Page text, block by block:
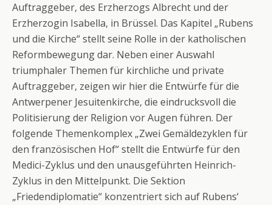
Auftraggeber, des Erzherzogs Albrecht und der
Erzherzogin Isabella, in Brüssel. Das Kapitel „Rubens
und die Kirche“ stellt seine Rolle in der katholischen
Reformbewegung dar. Neben einer Auswahl
triumphaler Themen für kirchliche und private
Auftraggeber, zeigen wir hier die Entwürfe für die
Antwerpener Jesuitenkirche, die eindrucksvoll die
Politisierung der Religion vor Augen führen. Der
folgende Themenkomplex „Zwei Gemäldezyklen für
den französischen Hof“ stellt die Entwürfe für den
Medici-Zyklus und den unausgeführten Heinrich-
Zyklus in den Mittelpunkt. Die Sektion
„Friedendiplomatie“ konzentriert sich auf Rubens‘